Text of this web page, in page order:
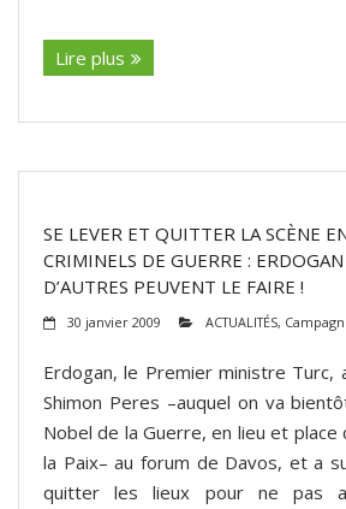
Lire plus
SE LEVER ET QUITTER LA SCÈNE
CRIMINELS DE GUERRE : ERDOGAN
D’AUTRES PEUVENT LE FAIRE !
30 janvier 2009 ACTUALITÉS,
Erdogan, le Premier ministre Turc,
Shimon Peres –auquel on va
Nobel de la Guerre, en lieu et place
la Paix– au forum de Davos, et a
quitter les lieux pour ne pas